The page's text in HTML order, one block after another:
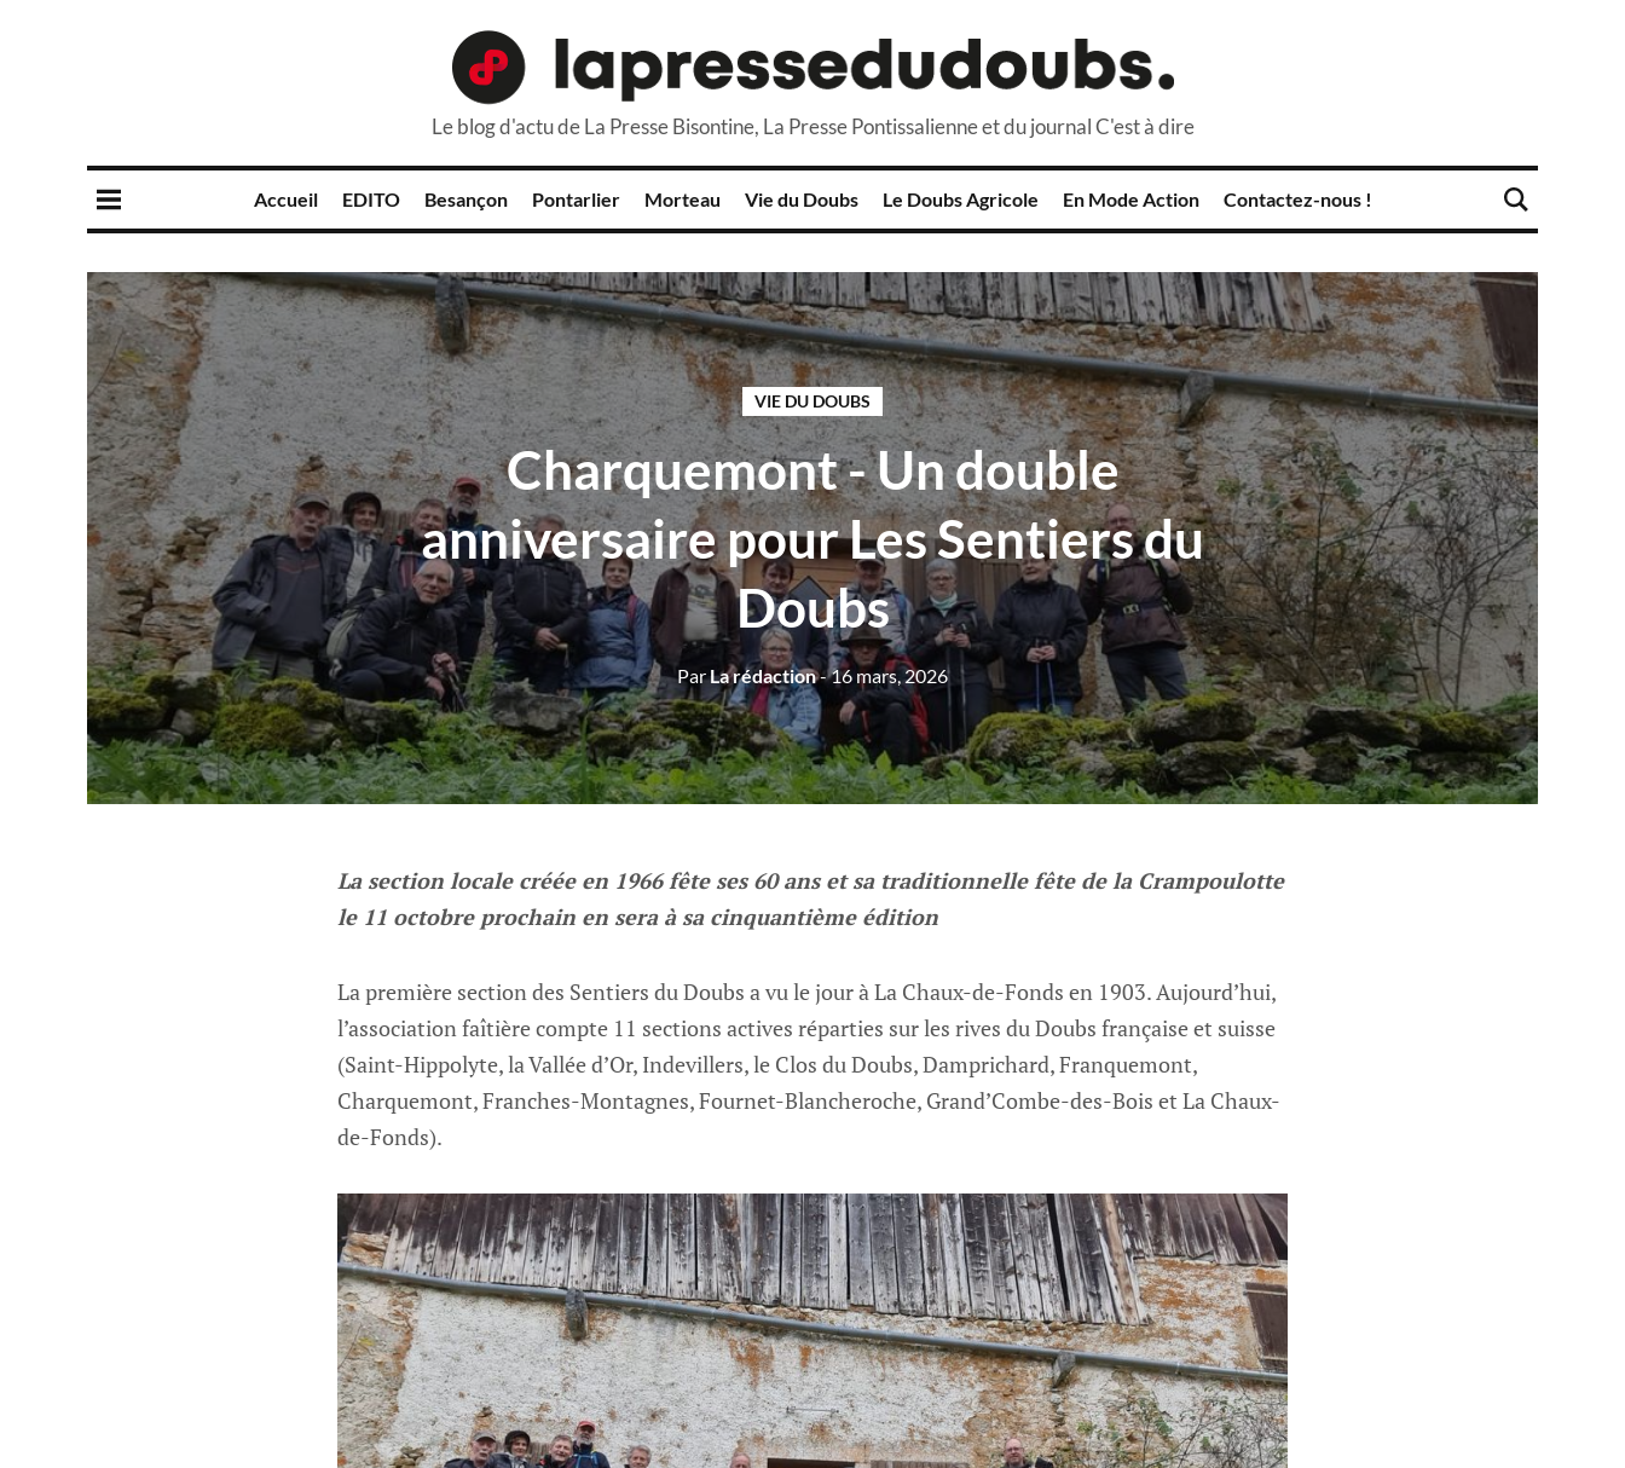
Le blog d'actu de La Presse Bisontine, La Presse Pontissalienne et du journal C'est à dire
Accueil EDITO Besançon Pontarlier Morteau Vie du Doubs Le Doubs Agricole En Mode Action Contactez-nous !
VIE DU DOUBS
Charquemont - Un double
anniversaire pour Les Sentiers du
Doubs
ParLa rédaction- 16 mars, 2026
La section locale créée en 1966 fête ses 60 ans et sa traditionnelle fête de la Crampoulotte
le 11 octobre prochain en sera à sa cinquantième édition
La première section des Sentiers du Doubs a vu le jour à La Chaux-de-Fonds en 1903. Aujourd’hui,
l’association faîtière compte 11 sections actives réparties sur les rives du Doubs française et suisse
(Saint-Hippolyte, la Vallée d’Or, Indevillers, le Clos du Doubs, Damprichard, Franquemont,
Charquemont, Franches-Montagnes, Fournet-Blancheroche, Grand’Combe-des-Bois et La Chaux-
de-Fonds).